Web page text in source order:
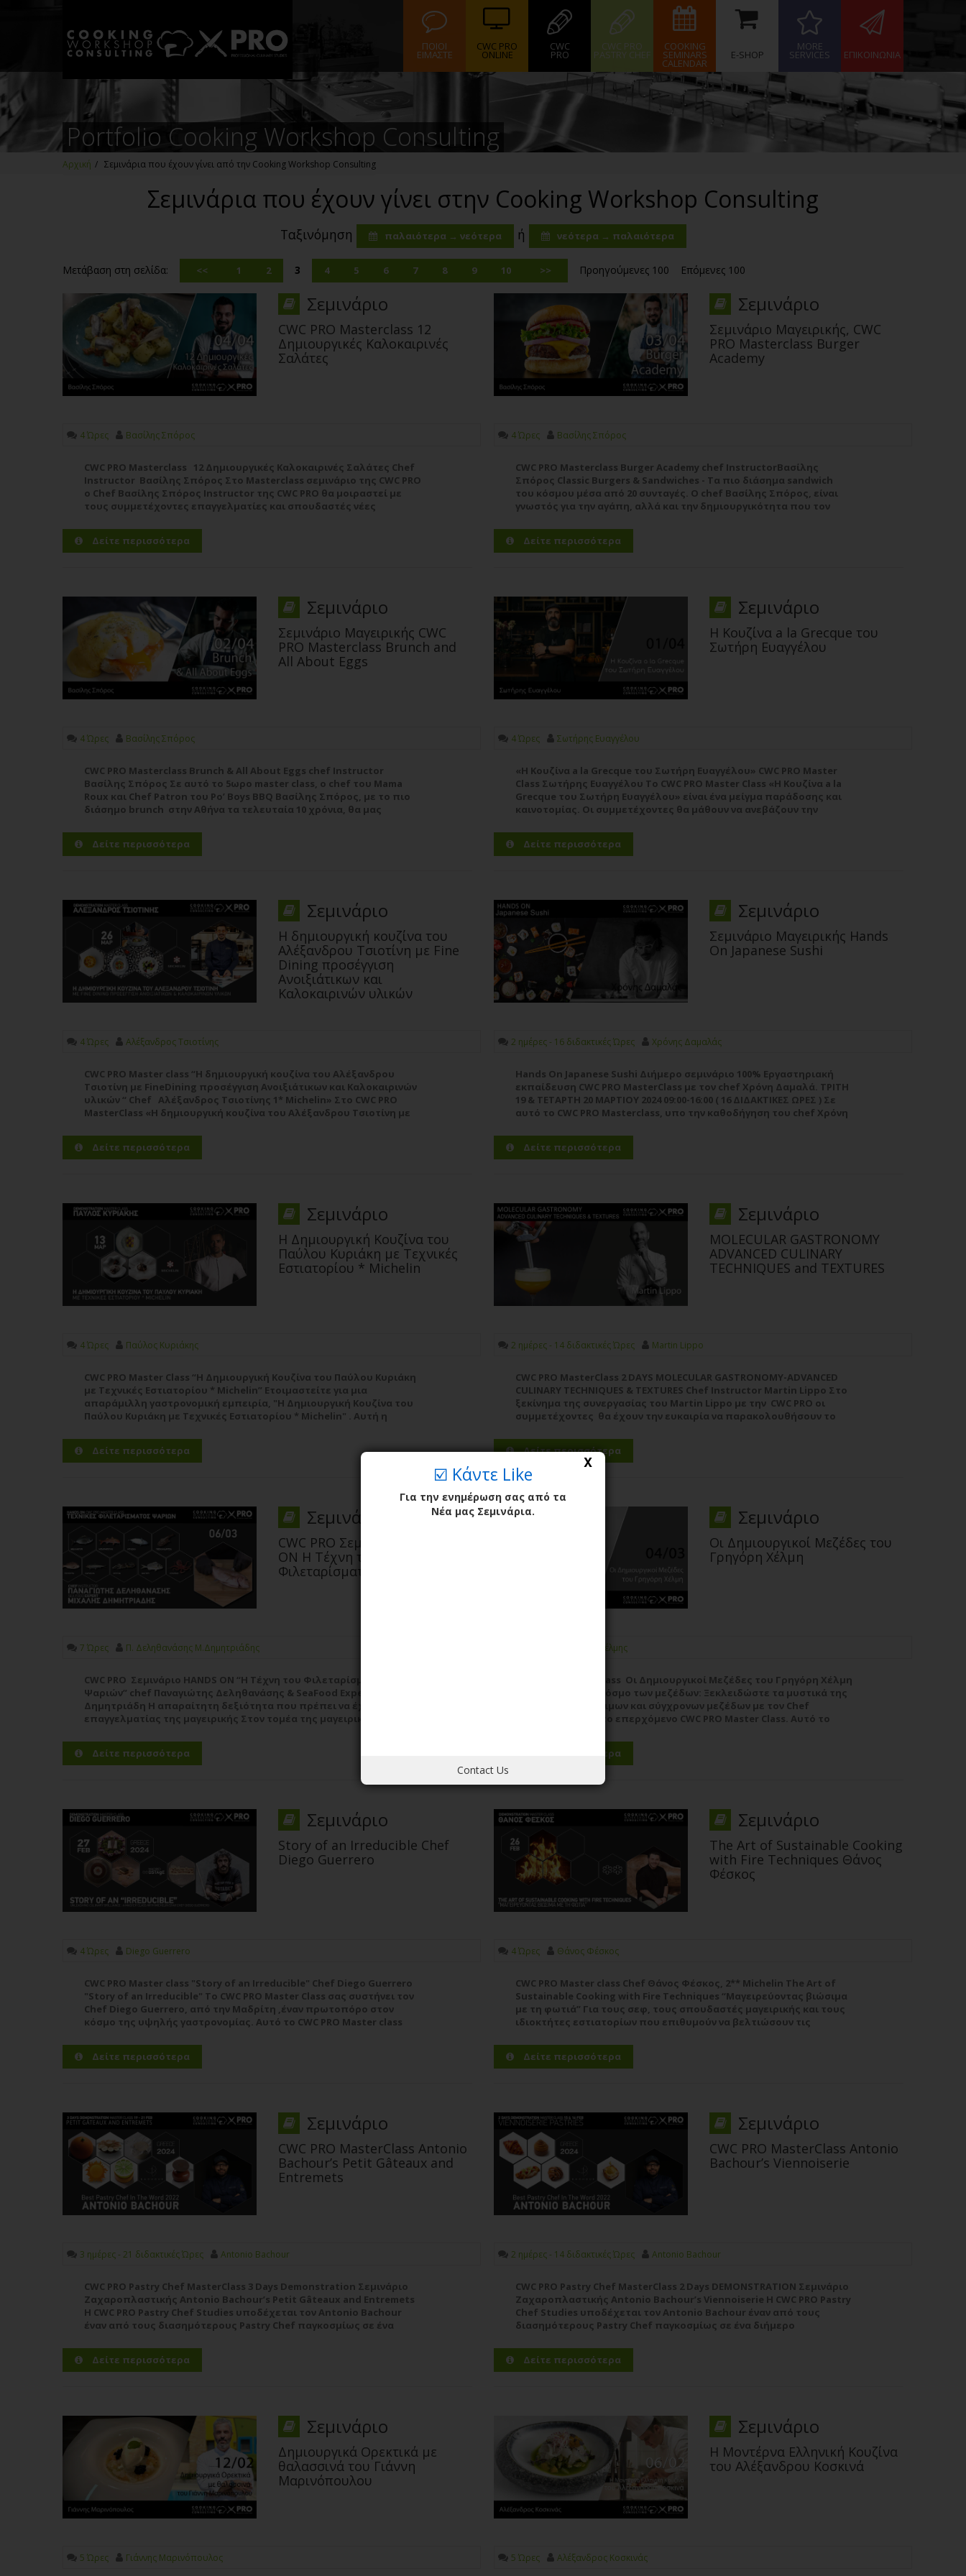
ΠΟΙΟΙ
ΕΙΜΑΣΤΕ
CWC PRO
ONLINE
CWC
PRO
CWC PRO
PASTRY CHEF
COOKING
SEMINARS
CALENDAR
E-SHOP
MORE
SERVICES ΕΠΙΚΟΙΝΩΝΙΑ
Portfolio Cooking Workshop Consulting
Αρχική / Σεμινάρια που έχουν γίνει από την Cooking Workshop Consulting
Σεμινάρια που έχουν γίνει στην Cooking Workshop Consulting
Ταξινόμηση παλαιότερα → νεότερα ή νεότερα → παλαιότερα
Μετάβαση στη σελίδα: << 1 2 3 4 5 6 7 8 9 10 >> Προηγούμενες 100 Επόμενες 100
Σεμινάριο
CWC PRO Masterclass 12
Δημιουργικές Καλοκαιρινές
Σαλάτες
4 Ώρες Βασίλης Σπόρος
CWC PRO Masterclass 12 Δημιουργικές Καλοκαιρινές Σαλάτες Chef
Instructor Βασίλης Σπόρος Στο Masterclass σεμινάριο της CWC PRO
ο Chef Βασίλης Σπόρος Instructor της CWC PRO θα μοιραστεί με
τους συμμετέχοντες επαγγελματίες και σπουδαστές νέες
Περισσότερα
Δείτε περισσότερα
Σεμινάριο
Σεμινάριο Μαγειρικής, CWC
PRO Masterclass Burger
Academy
4 Ώρες Βασίλης Σπόρος
CWC PRO Masterclass Burger Academy chef InstructorΒασίλης
Σπόρος Classic Burgers & Sandwiches - Τα πιο διάσημα sandwich
του κόσμου μέσα από 20 συνταγές. O chef Βασίλης Σπόρος, είναι
γνωστός για την αγάπη, αλλά και την δημιουργικότητα που τον
burger. Τα τελευταία...Περισσότερα
Δείτε περισσότερα
Σεμινάριο
Σεμινάριο Μαγειρικής CWC
PRO Masterclass Brunch and
All About Eggs
4 Ώρες Βασίλης Σπόρος
CWC PRO Masterclass Brunch & All About Eggs chef Instructor
Βασίλης Σπόρος Σε αυτό το 5ωρο master class, ο chef του Mama
Roux και Chef Patron του Po’ Boys BBQ Βασίλης Σπόρος, με το πιο
διάσημο brunch στην Αθήνα τα τελευταία 10 χρόνια, θα μας
ολοκληρωμένο Brunch - Menu από...
Δείτε περισσότερα
Σεμινάριο
Η Κουζίνα a la Grecque του
Σωτήρη Ευαγγέλου
4 Ώρες Σωτήρης Ευαγγέλου
«Η Κουζίνα a la Grecque του Σωτήρη Ευαγγέλου» CWC PRO Master
Class Σωτήρης Ευαγγέλου Το CWC PRO Master Class «Η Κουζίνα a la
Grecque του Σωτήρη Ευαγγέλου» είναι ένα μείγμα παράδοσης και
καινοτομίας. Οι συμμετέχοντες θα μάθουν να ανεβάζουν την
Δείτε περισσότερα
Σεμινάριο
Η δημιουργική κουζίνα του
Αλέξανδρου Τσιοτίνη με Fine
Dining προσέγγιση
Ανοιξιάτικων και
Καλοκαιρινών υλικών
4 Ώρες Αλέξανδρος Τσιοτίνης
CWC PRO Master class “Η δημιουργική κουζίνα του Αλέξανδρου
Τσιοτίνη με FineDining προσέγγιση Ανοιξιάτικων και Καλοκαιρινών
υλικών “ Chef Αλέξανδρος Τσιοτίνης 1* Michelin» Στο CWC PRO
MasterClass «Η δημιουργική κουζίνα του Αλέξανδρου Τσιοτίνη με
Περισσότερα
Δείτε περισσότερα
Σεμινάριο
Σεμινάριο Μαγειρικής Hands
On Japanese Sushi
2 ημέρες - 16 διδακτικές Ώρες Χρόνης Δαμαλάς
Hands On Japanese Sushi Διήμερο σεμινάριο 100% Εργαστηριακή
εκπαίδευση CWC PRO MasterClass με τoν chef Χρόνη Δαμαλά. ΤΡΙΤΗ
19 & ΤΕΤΑΡΤΗ 20 ΜΑΡΤΙΟΥ 2024 09:00-16:00 ( 16 ΔΙΔΑΚΤΙΚΕΣ ΩΡΕΣ ) Σε
αυτό το CWC PRO Μasterclass, υπο την καθοδήγηση του chef Χρόνη
Περισσότερα
Δείτε περισσότερα
Σεμινάριο
Η Δημιουργική Κουζίνα του
Παύλου Κυριάκη με Τεχνικές
Εστιατορίου * Michelin
4 Ώρες Παύλος Κυριάκης
CWC PRO Master Class “Η Δημιουργική Κουζίνα του Παύλου Κυριάκη
με Τεχνικές Εστιατορίου * Michelin” Ετοιμαστείτε για μια
απαράμιλλη γαστρονομική εμπειρία, "Η Δημιουργική Κουζίνα του
Παύλου Κυριάκη με Τεχνικές Εστιατορίου * Michelin" . Αυτή η
Δείτε περισσότερα
Σεμινάριο
MOLECULAR GASTRONOMY
ADVANCED CULINARY
TECHNIQUES and TEXTURES
2 ημέρες - 14 διδακτικές Ώρες Martin Lippo
CWC PRO MasterClass 2 DAYS MOLECULAR GASTRONOMY-ADVANCED
CULINARY TECHNIQUES & TEXTURES Chef Instructor Martin Lippo Στο
ξεκίνημα της συνεργασίας του Martin Lippo με την CWC PRO οι
συμμετέχοντες θα έχουν την ευκαιρία να παρακολουθήσουν το
TECHNIQUES &TEXTURES και να μάθουν νέες...
Δείτε περισσότερα
Σεμινάριο
CWC PRO Σεμινάριο HANDS
ON Η Τέχνη του
Φιλεταρίσματος Ψαριών.
7 Ώρες Π. Δεληθανάσης Μ.Δημητριάδης
CWC PRO Σεμινάριο HANDS ON “Η Τέχνη του Φιλεταρίσματος
Ψαριών” chef Παναγιώτης Δεληθανάσης & SeaFood Εxpert Μιχάλη
Δημητριάδη Η απαραίτητη δεξιότητα που πρέπει να έχει κάθε
επαγγελματίας της μαγειρικής Στον τομέα της μαγειρικής
Δείτε περισσότερα
Σεμινάριο
Oι Δημιουργικοί Μεζέδες του
Γρηγόρη Χέλμη
Γρηγόρης Χέλμης
CWC PRO Master Class Oι Δημιουργικοί Μεζέδες του Γρηγόρη Χέλμη
Βυθιστείτε στον κόσμο των μεζέδων: Ξεκλειδώστε τα μυστικά της
δημιουργίας νόστιμων και σύγχρονων μεζέδων με τον Chef
Γρηγόρη Χέλμη στο επερχόμενο CWC PRO Master Class. Αυτό το
Δείτε περισσότερα
Σεμινάριο
Story of an Irreducible Chef
Diego Guerrero
4 Ώρες Diego Guerrero
CWC PRO Master class "Story of an Irreducible" Chef Diego Guerrero
"Story of an Irreducible" Το CWC PRO Master Class σας συστήνει τον
Chef Diego Guerrero, από την Μαδρίτη ,έναν πρωτοπόρο στον
κόσμο της υψηλής γαστρονομίας. Αυτό το CWC PRO Master class
σπουδαστές...Περισσότερα
Δείτε περισσότερα
Σεμινάριο
Τhe Art of Sustainable Cooking
with Fire Techniques Θάνος
Φέσκος
4 Ώρες Θάνος Φέσκος
CWC PRO Master class Chef Θάνος Φέσκος, 2** Michelin Τhe Art of
Sustainable Cooking with Fire Techniques “Μαγειρεύοντας βιώσιμα
με τη φωτιά” Για τους σεφ, τους σπουδαστές μαγειρικής και τους
ιδιοκτήτες εστιατορίων που επιθυμούν να βελτιώσουν τις
είναι η...Περισσότερα
Δείτε περισσότερα
Σεμινάριο
CWC PRO MasterClass Antonio
Bachour’s Petit Gâteaux and
Entremets
3 ημέρες - 21 διδακτικές Ώρες Antonio Bachour
CWC PRO Pastry Chef MasterClass 3 Days Demonstration Σεμινάριο
Ζαχαροπλαστικής Antonio Bachour’s Petit Gâteaux and Entremets
Η CWC PRO Pastry Chef Studies υποδέχεται τον Antonio Bachour
έναν από τους διασημότερους Pastry Chef παγκοσμίως σε ένα
μυστικά και τις τεχνικές του”,...
Δείτε περισσότερα
Σεμινάριο
CWC PRO MasterClass Antonio
Bachour’s Viennoiserie
2 ημέρες - 14 διδακτικές Ώρες Antonio Bachour
CWC PRO Pastry Chef MasterClass 2 Days DEMONSTRATION Σεμινάριο
Ζαχαροπλαστικής Antonio Bachour’s Viennoiserie Η CWC PRO Pastry
Chef Studies υποδέχεται τον Antonio Bachour έναν από τους
διασημότερους Pastry Chef παγκοσμίως σε ένα διήμερο
τις τεχνικές του”, παρουσιάζοντας...
Δείτε περισσότερα
Σεμινάριο
Δημιουργικά Ορεκτικά με
θαλασσινά του Γιάννη
Μαρινόπουλου
5 Ώρες Γιάννης Μαρινόπουλος
Σεμινάριο
Η Μοντέρνα Ελληνική Κουζίνα
του Αλέξανδρου Κοσκινά
5 Ώρες Αλέξανδρος Κοσκινάς
X
☑️ Κάντε Like
Για την ενημέρωση σας από τα
Νέα μας Σεμινάρια.
Contact Us